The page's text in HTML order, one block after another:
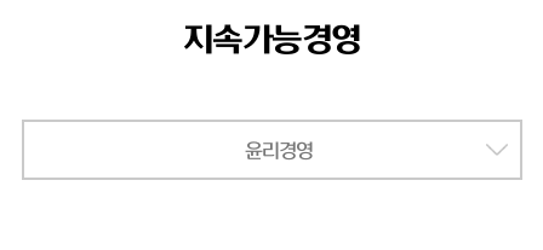
지속가능경영
윤리경영